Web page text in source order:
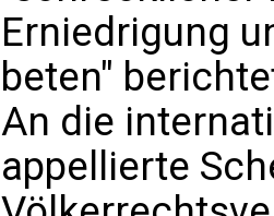
Erniedrigung
beten"
An die
appellierte